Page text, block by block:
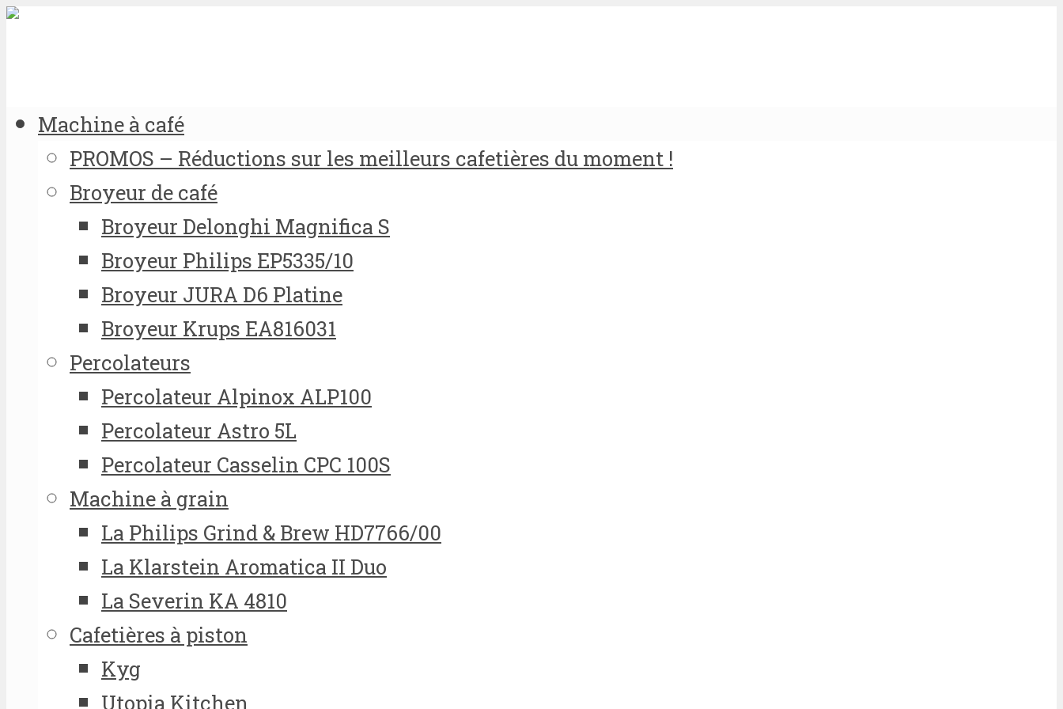
Machine à café
PROMOS – Réductions sur les meilleurs cafetières du moment !
Broyeur de café
Broyeur Delonghi Magnifica S
Broyeur Philips EP5335/10
Broyeur JURA D6 Platine
Broyeur Krups EA816031
Percolateurs
Percolateur Alpinox ALP100
Percolateur Astro 5L
Percolateur Casselin CPC 100S
Machine à grain
La Philips Grind & Brew HD7766/00
La Klarstein Aromatica II Duo
La Severin KA 4810
Cafetières à piston
Kyg
Utopia Kitchen